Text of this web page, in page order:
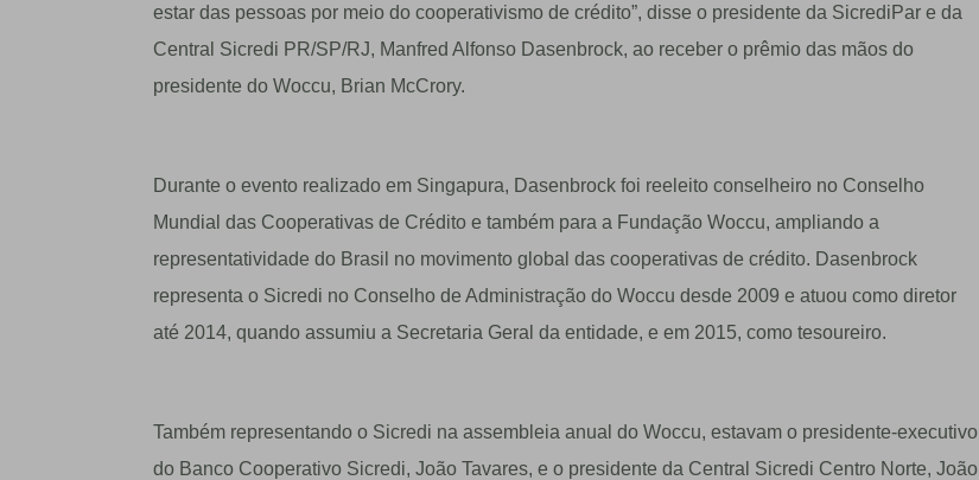
estar das pessoas por meio do cooperativismo de crédito”, disse o presidente da SicrediPar e da
Central Sicredi PR/SP/RJ, Manfred Alfonso Dasenbrock, ao receber o prêmio das mãos do
presidente do Woccu, Brian McCrory.
Durante o evento realizado em Singapura, Dasenbrock foi reeleito conselheiro no Conselho
Mundial das Cooperativas de Crédito e também para a Fundação Woccu, ampliando a
representatividade do Brasil no movimento global das cooperativas de crédito. Dasenbrock
representa o Sicredi no Conselho de Administração do Woccu desde 2009 e atuou como diretor
até 2014, quando assumiu a Secretaria Geral da entidade, e em 2015, como tesoureiro.
Também representando o Sicredi na assembleia anual do Woccu, estavam o presidente-executivo
do Banco Cooperativo Sicredi, João Tavares, e o presidente da Central Sicredi Centro Norte, João